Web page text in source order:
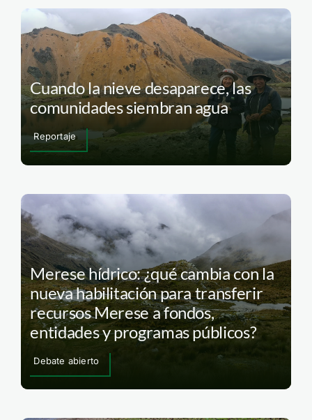
Cuando la nieve desaparece, las
comunidades siembran agua
Reportaje
Merese hídrico: ¿qué cambia con la
nueva habilitación para transferir
recursos Merese a fondos,
entidades y programas públicos?
Debate abierto